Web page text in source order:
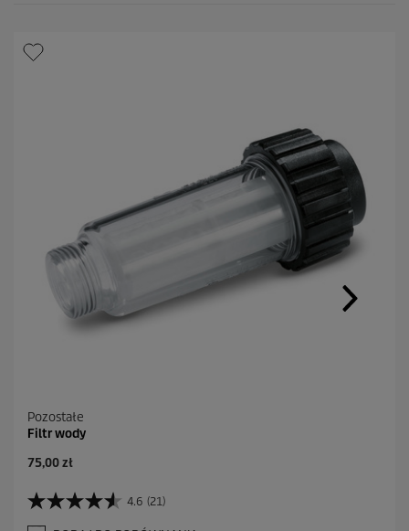
Pozostałe
Filtr wody
A
t
u
a
75,00 zł
4.6 (21)
4
.